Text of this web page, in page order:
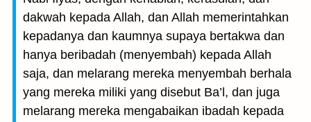
dakwah kepada Allah, dan Allah memerintahkan
kepadanya dan kaumnya supaya bertakwa dan
hanya beribadah (menyembah) kepada Allah
saja, dan melarang mereka menyembah berhala
yang mereka miliki yang disebut Ba’l, dan juga
melarang mereka mengabaikan ibadah kepada